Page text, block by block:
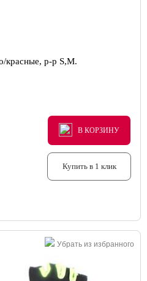
красные, р-р S,M.
В КОРЗИНУ
В КОРЗИНУ
В КОРЗИНУ
Купить в 1 клик
Убрать из избранного